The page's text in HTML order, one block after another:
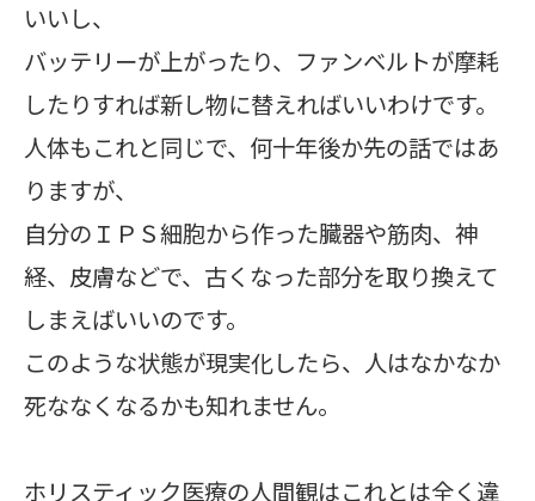
いいし、
バッテリーが上がったり、ファンベルトが摩耗
したりすれば新し物に替えればいいわけです。
人体もこれと同じで、何十年後か先の話ではあ
りますが、
自分のＩＰＳ細胞から作った臓器や筋肉、神
経、皮膚などで、古くなった部分を取り換えて
しまえばいいのです。
このような状態が現実化したら、人はなかなか
死ななくなるかも知れません。
ホリスティック医療の人間観はこれとは全く違